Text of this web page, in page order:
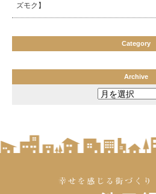
ズモク】
Category
Archive